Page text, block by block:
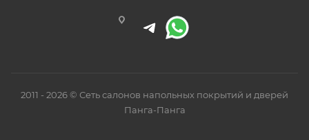
2011 - 2026 © Сеть салонов напольных покрытий и дверей
Панга-Панга